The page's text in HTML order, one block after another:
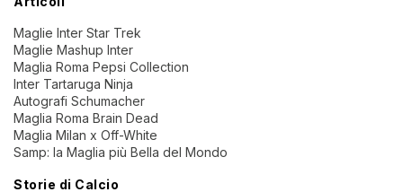
Maglie Inter Star Trek
Maglie Mashup Inter
Maglia Roma Pepsi Collection
Inter Tartaruga Ninja
Autografi Schumacher
Maglia Roma Brain Dead
Maglia Milan x Off-White
Samp: la Maglia più Bella del Mondo
Storie di Calcio